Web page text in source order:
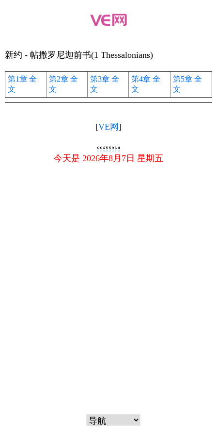
新约 - 帖撒罗尼迦前书(1 Thessalonians)
第1章 全
文
第2章 全
文
第3章 全
文
第4章 全
文
第5章 全
文
[VE网 ]
今天是 2026年8月7日 星期五